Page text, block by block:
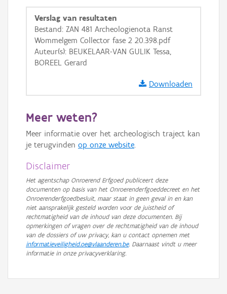
Basis Lagen
OSM-Basiskaart
Verslag van resultaten
Bestand: ZAN 481 Archeologienota Ranst
Wommelgem Collector fase 2 20.398.pdf
Auteur(s): BEUKELAAR-VAN GULIK Tessa,
BOREEL Gerard
Downloaden
Meer weten?
Meer informatie over het archeologisch traject kan
je terugvinden op onze website.
Disclaimer
Het agentschap Onroerend Erfgoed publiceert deze
documenten op basis van het Onroerenderfgoeddecreet en het
Onroerenderfgoedbesluit, maar staat in geen geval in en kan
niet aansprakelijk gesteld worden voor de juistheid of
rechtmatigheid van de inhoud van deze documenten. Bij
opmerkingen of vragen over de rechtmatigheid van de inhoud
van de dossiers of uw privacy, kan u contact opnemen met
informatieveiligheid.oe@vlaanderen.be. Daarnaast vindt u meer
informatie in onze privacyverklaring.